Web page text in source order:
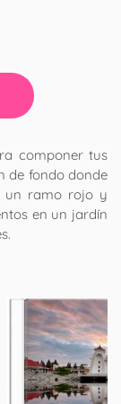
componer tus
de fondo donde
un ramo rojo y
en un jardín